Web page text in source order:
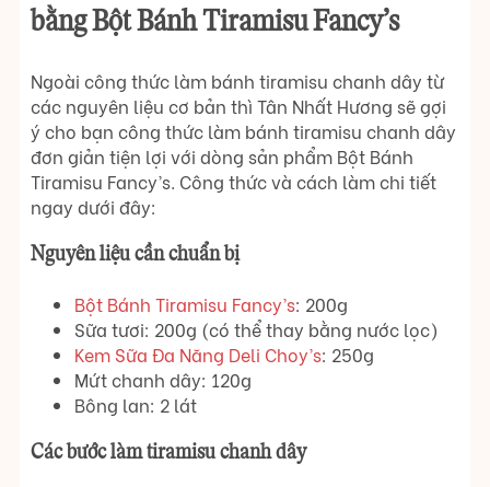
bằng Bột Bánh Tiramisu Fancy’s
Ngoài công thức làm bánh tiramisu chanh dây từ
các nguyên liệu cơ bản thì Tân Nhất Hương sẽ gợi
ý cho bạn công thức làm bánh tiramisu chanh dây
đơn giản tiện lợi với dòng sản phẩm Bột Bánh
Tiramisu Fancy’s. Công thức và cách làm chi tiết
ngay dưới đây:
Nguyên liệu cần chuẩn bị
Bột Bánh Tiramisu Fancy’s: 200g
Sữa tươi: 200g (có thể thay bằng nước lọc)
Kem Sữa Đa Năng Deli Choy’s: 250g
Mứt chanh dây: 120g
Bông lan: 2 lát
Các bước làm tiramisu chanh dây